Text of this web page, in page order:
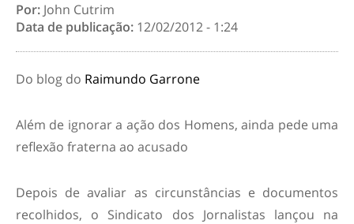
Por: John Cutrim
Data de publicação: 12/02/2012 - 1:24
Do blog do Raimundo Garrone
Além de ignorar a ação dos Homens, ainda pede uma
reflexão fraterna ao acusado
Depois de avaliar as circunstâncias e documentos
recolhidos, o Sindicato dos Jornalistas lançou na